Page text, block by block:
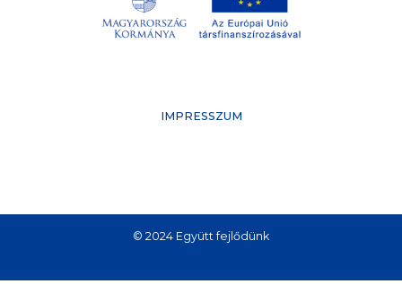
IMPRESSZUM
© 2024 Együtt fejlődünk